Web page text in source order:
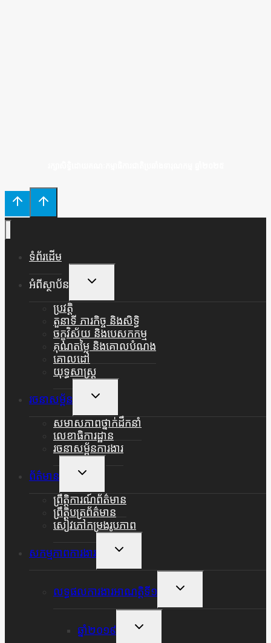
ទំព័រដើម
អំពីស្ថាប័ន
Toggle
Menu
ប្រវត្តិ
តួនាទី ភារកិច្ច និងសិទ្ធិ
ចក្ខុវិស័យ និងបេសកកម្ម
គុណតម្លៃ និងគោលបំណង
គោលដៅ
យុទ្ធសាស្ត្រ
រចនាសម្ព័ន
Toggle
Menu
សមាសភាពថ្នាក់ដឹកនាំ
លេខាធិការដ្ឋាន
រចនាសម្ព័នការងារ
ព័ត៌មាន
Toggle
Menu
ព្រឹត្តិការណ៍ព័ត៌មាន
ព្រឹត្តិបត្រព័ត៌មាន
សៀវភៅកម្រងរូបភាព
សកម្មភាពការងារ
Toggle
Menu
លទ្ធផលការងារអាណត្តិទី១
Toggle
Menu
ឆ្នាំ២០១៩
Toggle